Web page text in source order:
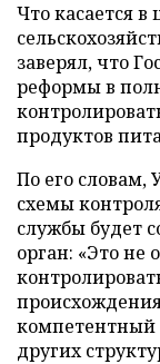
Что касается
заверял, что
реформыв
продуктов
По его словам,
схемы
службы будет
орган: «Это не
компетентный
других